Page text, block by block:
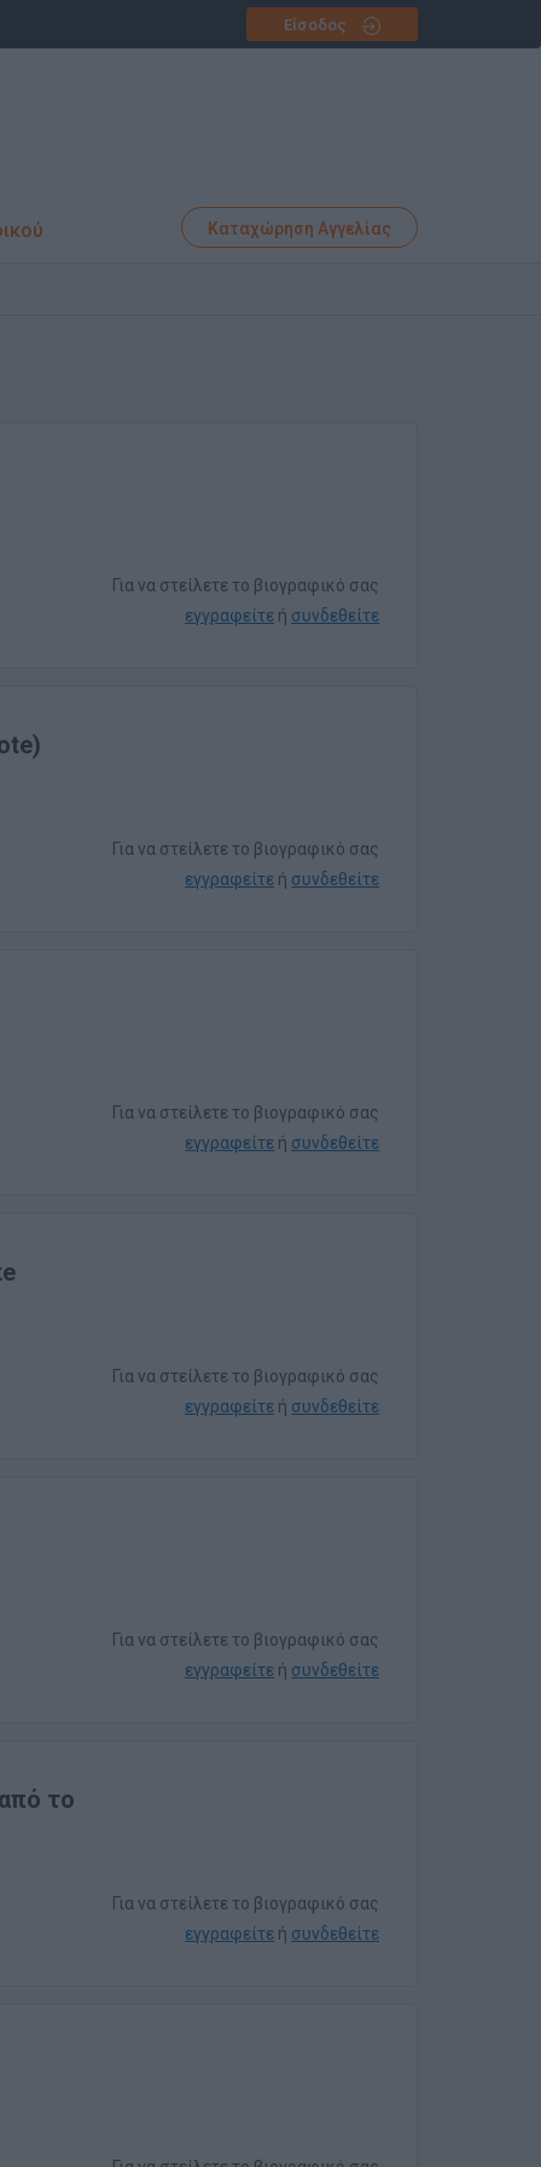
Είσοδος
Καταχώρηση Αγγελίας
Για να στείλετε το βιογραφικό σας
εγγραφείτε ή συνδεθείτε
Για να στείλετε το βιογραφικό σας
εγγραφείτε ή συνδεθείτε
Για να στείλετε το βιογραφικό σας
εγγραφείτε ή συνδεθείτε
Για να στείλετε το βιογραφικό σας
εγγραφείτε ή συνδεθείτε
Για να στείλετε το βιογραφικό σας
εγγραφείτε ή συνδεθείτε
το
Για να στείλετε το βιογραφικό σας
εγγραφείτε ή συνδεθείτε